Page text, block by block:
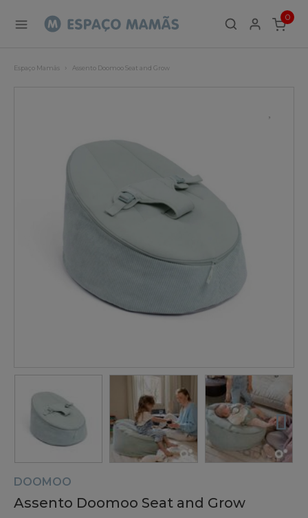
0
ITEMS
Espaço Mamãs Assento Doomoo Seat and Grow
DOOMOO
Assento Doomoo Seat and Grow